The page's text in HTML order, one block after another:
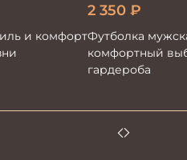
и комфорт
2 350 ₽
Футболка
комфортный
гардероба